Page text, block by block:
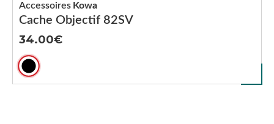
Cache Objectif 82SV
Accessoires Kowa
34.00